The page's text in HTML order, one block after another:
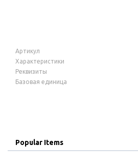
Артикул
Характеристики
Реквизиты
Базовая единица
Popular Items